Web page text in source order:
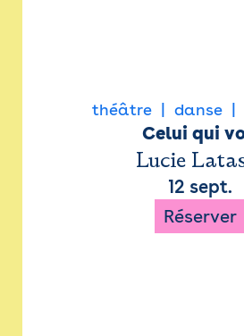
théâtre danse
Celui qui
Lucie
12 sept.
Réserver